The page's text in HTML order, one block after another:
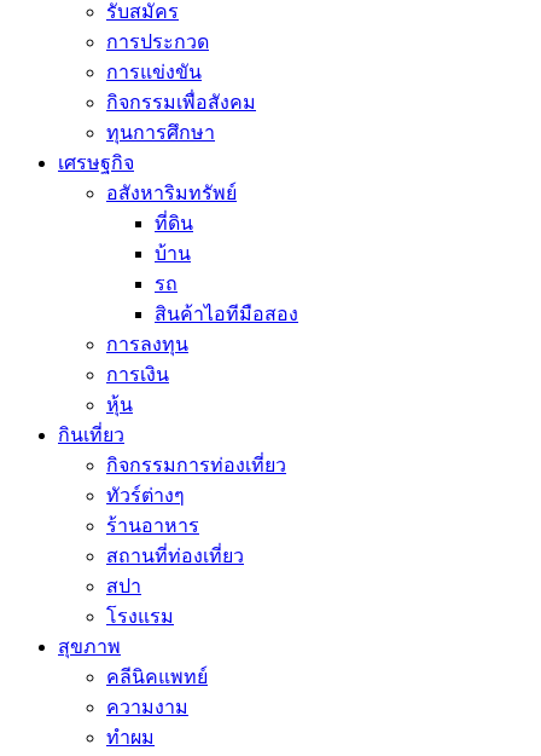
รับสมัคร
การประกวด
การแข่งขัน
กิจกรรมเพื่อสังคม
ทุนการศึกษา
เศรษฐกิจ
อสังหาริมทรัพย์
ที่ดิน
บ้าน
รถ
สินค้าไอทีมือสอง
การลงทุน
การเงิน
หุ้น
กินเที่ยว
กิจกรรมการท่องเที่ยว
ทัวร์ต่างๆ
ร้านอาหาร
สถานที่ท่องเที่ยว
สปา
โรงแรม
สุขภาพ
คลีนิคแพทย์
ความงาม
ทำผม